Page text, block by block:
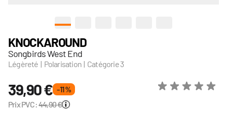
KNOCKAROUND
Songbirds West End
Légèreté | Polarisation | Catégorie 3
39,90 € - 11 %
Prix PVC:44,90 €